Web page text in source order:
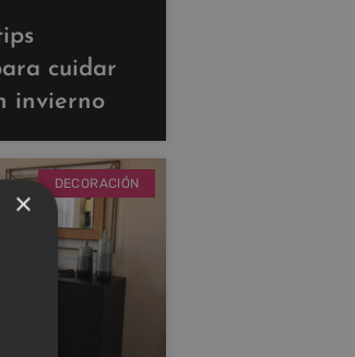
cuidar
invierno
DECORACIÓN
×